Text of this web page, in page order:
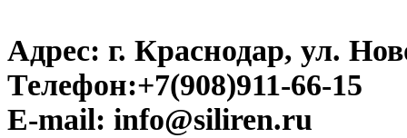
Адрес: г. Краснодар, ул.
Телефон:+7(908)911-66-15
E-mail: info@siliren.ru